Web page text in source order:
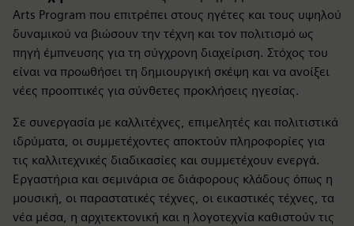
Arts Program που επιτρέπει στους ηγέτες και τους υψηλού
δυναμικού να βιώσουν την τέχνη και τον πολιτισμό ως
πηγή έμπνευσης για τη σύγχρονη διαχείριση. Στόχος του
είναι να προωθήσει τη δημιουργική σκέψη και να ανοίξει
νέες προοπτικές για σύνθετες προκλήσεις ηγεσίας.
Σε συνεργασία με καλλιτέχνες, επιμελητές και πολιτιστικά
ιδρύματα, οι συμμετέχοντες αποκτούν πληροφορίες για
τις καλλιτεχνικές διαδικασίες και συμμετέχουν ενεργά.
Εργαστήρια και σεμινάρια σε διάφορους κλάδους όπως η
μουσική, οι παραστατικές τέχνες, οι εικαστικές τέχνες, τα
νέα μέσα, η αρχιτεκτονική και η λογοτεχνία καθιστούν τις